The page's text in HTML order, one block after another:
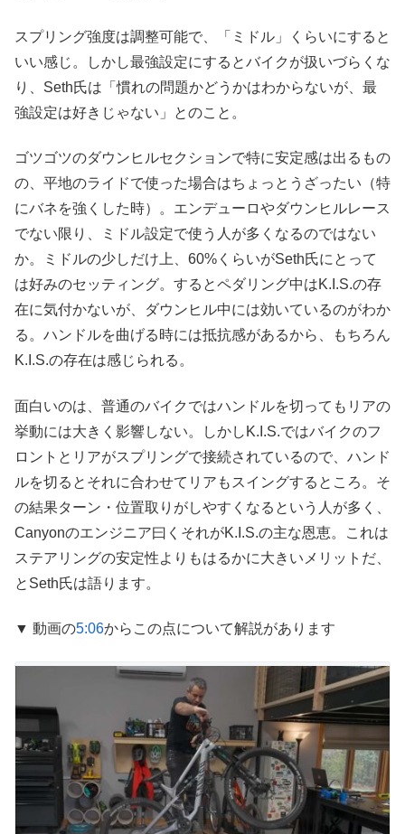
スプリング強度は調整可能で、「ミドル」くらいにすると
いい感じ。しかし最強設定にするとバイクが扱いづらくな
り、Seth氏は「慣れの問題かどうかはわからないが、最
強設定は好きじゃない」とのこと。
ゴツゴツのダウンヒルセクションで特に安定感は出るもの
の、平地のライドで使った場合はちょっとうざったい（特
にバネを強くした時）。エンデューロやダウンヒルレース
でない限り、ミドル設定で使う人が多くなるのではない
か。ミドルの少しだけ上、60%くらいがSeth氏にとって
は好みのセッティング。するとペダリング中はK.I.S.の存
在に気付かないが、ダウンヒル中には効いているのがわか
る。ハンドルを曲げる時には抵抗感があるから、もちろん
K.I.S.の存在は感じられる。
面白いのは、普通のバイクではハンドルを切ってもリアの
挙動には大きく影響しない。しかしK.I.S.ではバイクのフ
ロントとリアがスプリングで接続されているので、ハンド
ルを切るとそれに合わせてリアもスイングするところ。そ
の結果ターン・位置取りがしやすくなるという人が多く、
Canyonのエンジニア曰くそれがK.I.S.の主な恩恵。これは
ステアリングの安定性よりもはるかに大きいメリットだ、
とSeth氏は語ります。
▼ 動画の5:06からこの点について解説があります